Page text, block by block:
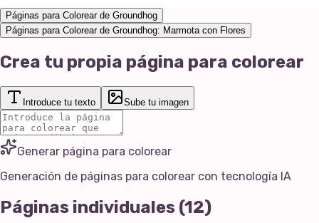
Páginas para Colorear de Groundhog
Páginas para Colorear de Groundhog: Marmota con Flores
Crea tu propia página para colorear
Introduce tu texto Sube tu imagen
Generar página para colorear
Generación de páginas para colorear con tecnología IA
Páginas individuales (12)